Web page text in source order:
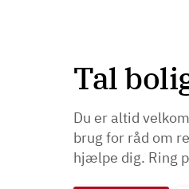
Tal
Du er altid
brug for råd om
hjælpe dig. Ring